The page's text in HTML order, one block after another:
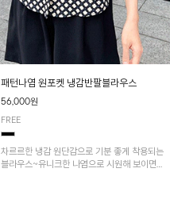
패턴나염 원포켓 냉감반팔블라우스
56,000원
FREE
차르르한 냉감 원단감으로 기분 좋게 착용되는
블라우스~유니크한 나염으로 시원해 보이면